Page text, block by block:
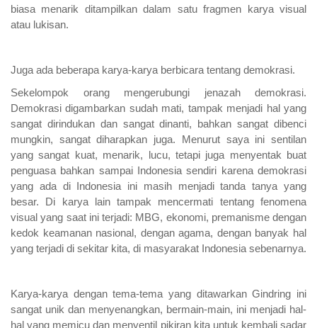
biasa menarik ditampilkan dalam satu fragmen karya visual
atau lukisan.
Juga ada beberapa karya-karya berbicara tentang demokrasi.
Sekelompok orang mengerubungi jenazah demokrasi.
Demokrasi digambarkan sudah mati, tampak menjadi hal yang
sangat dirindukan dan sangat dinanti, bahkan sangat dibenci
mungkin, sangat diharapkan juga. Menurut saya ini sentilan
yang sangat kuat, menarik, lucu, tetapi juga menyentak buat
penguasa bahkan sampai Indonesia sendiri karena demokrasi
yang ada di Indonesia ini masih menjadi tanda tanya yang
besar. Di karya lain tampak mencermati tentang fenomena
visual yang saat ini terjadi: MBG, ekonomi, premanisme dengan
kedok keamanan nasional, dengan agama, dengan banyak hal
yang terjadi di sekitar kita, di masyarakat Indonesia sebenarnya.
Karya-karya dengan tema-tema yang ditawarkan Gindring ini
sangat unik dan menyenangkan, bermain-main, ini menjadi hal-
hal yang memicu dan menyentil pikiran kita untuk kembali sadar